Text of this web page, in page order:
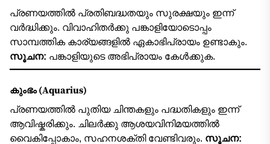
പ്രണയത്തിൽ പ്രതിബദ്ധതയും സുരക്ഷയും ഇന്ന്
വർദ്ധിക്കും. വിവാഹിതർക്കു പങ്കാളിയോടൊപ്പം
സാമ്പത്തിക കാര്യങ്ങളിൽ ഏകാഭിപ്രായം ഉണ്ടാകും.
സൂചന: പങ്കാളിയുടെ അഭിപ്രായം കേൾക്കുക.
കുംഭം (Aquarius)
പ്രണയത്തിൽ പുതിയ ചിന്തകളും പദ്ധതികളും ഇന്ന്
ആവിഷ്കരിക്കും. ചിലർക്കു ആശയവിനിമയത്തിൽ
വൈകിപ്പോകാം, സഹനശക്തി വേണ്ടിവരും. സൂചന: